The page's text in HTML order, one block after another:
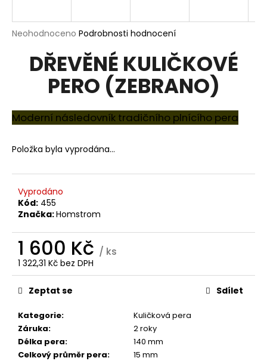
Průměrné
produktu
hvězdiček.
Neohodnoceno Podrobnosti hodnocení
DŘEVĚNÉ KULIČKOVÉ
PERO (ZEBRANO)
Moderní následovník tradičního plnícího pera
Položka byla vyprodána…
Vyprodáno
Kód: 455
Značka:Homstrom
1 600 Kč / ks
1 322,31 Kč bez DPH
Měrná
cena:
Kategorie:
Kuličková pera
Záruka:
2 roky
Délka pera:
140 mm
Celkový průměr pera:
15 mm
Zeptat se Sdílet
j
D
o
p
o
u
č
e
m
e